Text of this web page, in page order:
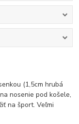
(1,5cm hrubá
nosenie pod košele,
na šport. Veľmi